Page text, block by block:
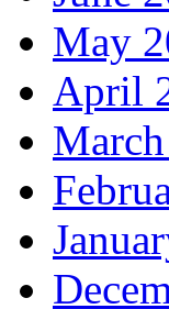
May
April